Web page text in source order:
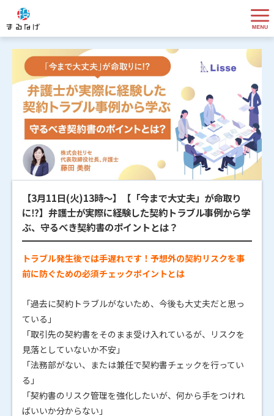
【3月11日(火)13時～】【「今まで大丈夫」が命取り
に⁉】弁護士が実際に経験した契約トラブル事例から学
ぶ、守るべき契約書のポイントとは？
トラブル発生後では手遅れです！予想外の契約リスクを事
前に防ぐための必須チェックポイントとは
「過去に契約トラブルがないため、今後も大丈夫だと思っ
ている」
「取引先の契約書をそのまま受け入れているが、リスクを
見落としていないか不安」
「法務部がない、または兼任で契約書チェックを行ってい
る」
「契約書のリスク管理を強化したいが、何から手をつけれ
ばいいか分からない」